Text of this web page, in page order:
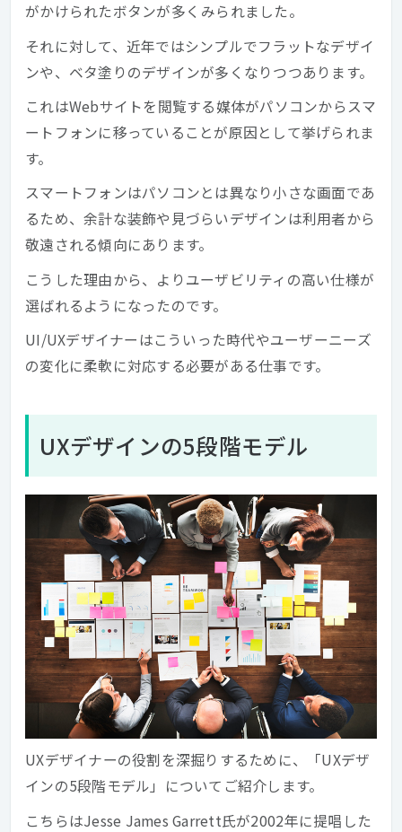
がかけられたボタンが多くみられました。
それに対して、近年ではシンプルでフラットなデザイ
ンや、ベタ塗りのデザインが多くなりつつあります。
これはWebサイトを閲覧する媒体がパソコンからスマ
ートフォンに移っていることが原因として挙げられま
す。
スマートフォンはパソコンとは異なり小さな画面であ
るため、余計な装飾や見づらいデザインは利用者から
敬遠される傾向にあります。
こうした理由から、よりユーザビリティの高い仕様が
選ばれるようになったのです。
UI/UXデザイナーはこういった時代やユーザーニーズ
の変化に柔軟に対応する必要がある仕事です。
UXデザインの5段階モデル
UXデザイナーの役割を深掘りするために、「UXデザ
インの5段階モデル」についてご紹介します。
こちらはJesse James Garrett氏が2002年に提唱した